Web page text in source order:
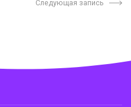
Следующая запись